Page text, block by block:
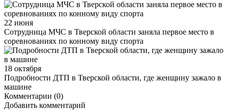
22 июня
Сотрудница МЧС в Тверской области заняла первое место в
соревнованиях по конному виду спорта
18 октября
Подробности ДТП в Тверской области, где женщину зажало в
машине
Комментарии (0)
Добавить комментарий